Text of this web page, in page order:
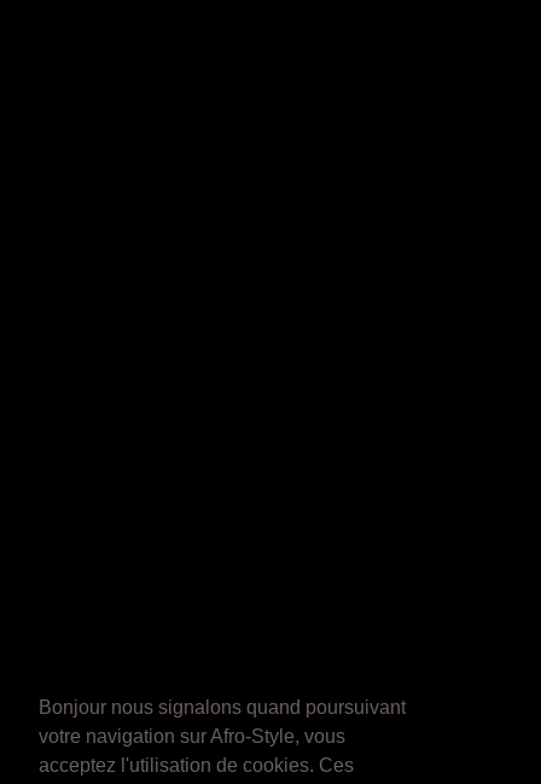
Bonjour nous signalons quand poursuivant
votre navigation sur Afro-Style, vous
acceptez l'utilisation de cookies. Ces